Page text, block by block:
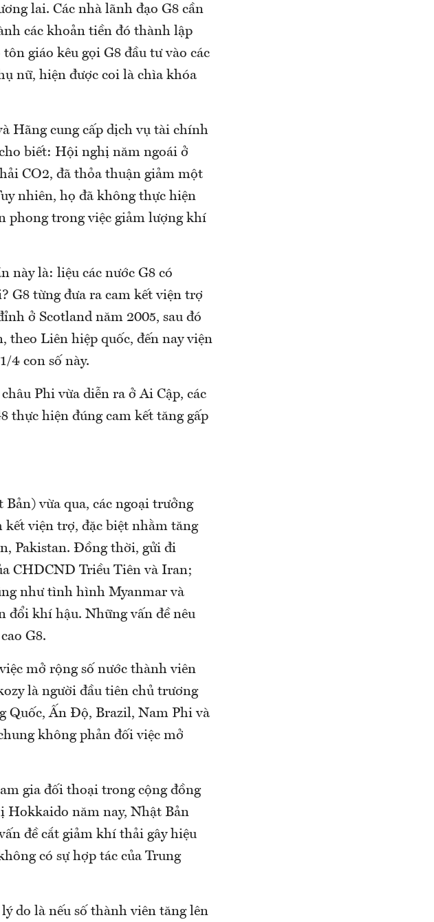
lai. Các nhà lãnh đạo G8 cần
các khoản tiền đó thành lập
giáo kêu gọi G8 đầu tư vào các
nữ, hiện được coi là chìa khóa
Hãng cung cấp dịch vụ tài chính
biết: Hội nghị năm ngoái ở
CO2, đã thỏa thuận giảm một
nhiên, họ đã không thực hiện
phong trong việc giảm lượng khí
này là: liệu các nước G8 có
G8 từng đưa ra cam kết viện trợ
ở Scotland năm 2005, sau đó
theo Liên hiệp quốc, đến nay viện
4 con số này.
Phi vừa diễn ra ở Ai Cập, các
thực hiện đúng cam kết tăng gấp
vừa qua, các ngoại trưởng
kết viện trợ, đặc biệt nhằm tăng
Pakistan. Đồng thời, gửi đi
CHDCND Triều Tiên và Iran;
như tình hình Myanmar và
đổi khí hậu. Những vấn đề nêu
G8.
mở rộng số nước thành viên
là người đầu tiên chủ trương
Quốc, Ấn Độ, Brazil, Nam Phi và
không phản đối việc mở
gia đối thoại trong cộng đồng
Hokkaido năm nay, Nhật Bản
đề cắt giảm khí thải gây hiệu
có sự hợp tác của Trung
do là nếu số thành viên tăng lên